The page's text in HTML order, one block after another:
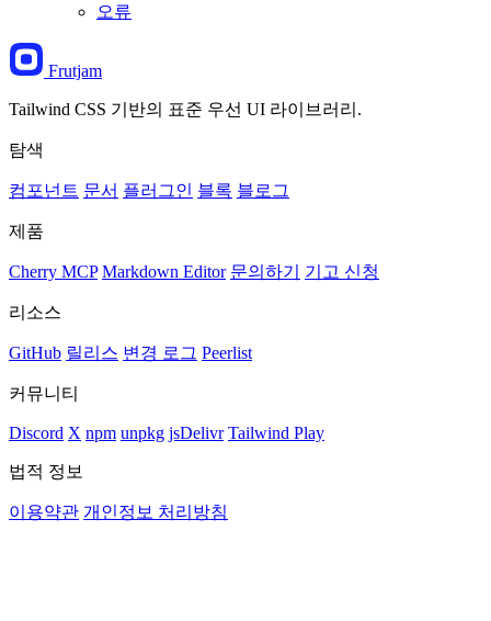
오류
Frutjam
Tailwind CSS 기반의 표준 우선 UI 라이브러리.
탐색
컴포넌트 문서 플러그인 블록 블로그
제품
Cherry MCP Markdown Editor 문의하기 기고 신청
리소스
GitHub 릴리스 변경 로그 Peerlist
커뮤니티
Discord X npm unpkg jsDelivr Tailwind Play
법적 정보
이용약관 개인정보 처리방침